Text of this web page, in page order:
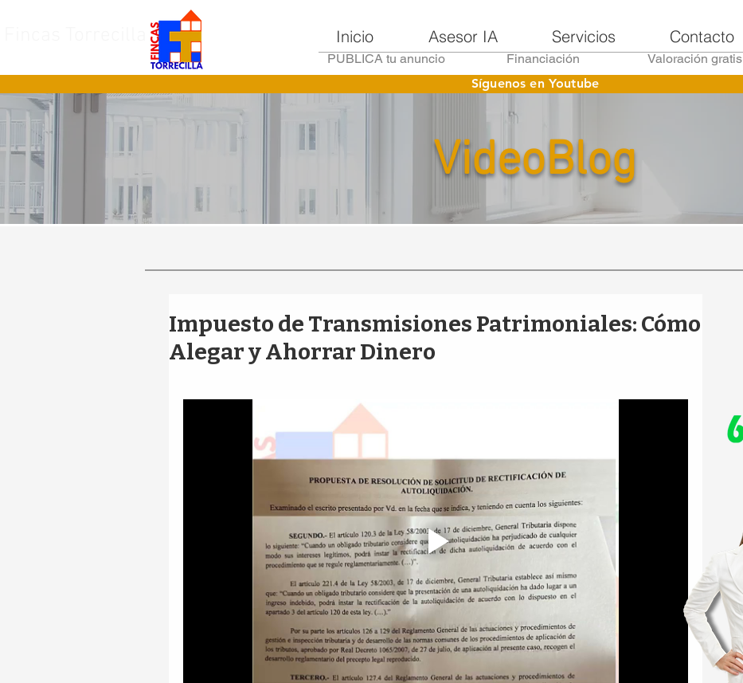
Inicio Asesor IA Servicios Contacto
PUBLICA tu anuncio Financiación
Valoración gratis
Síguenos en Youtube
VideoBlog
Impuesto de Transmisiones Patrimoniales: Cómo
Alegar y Ahorrar Dinero